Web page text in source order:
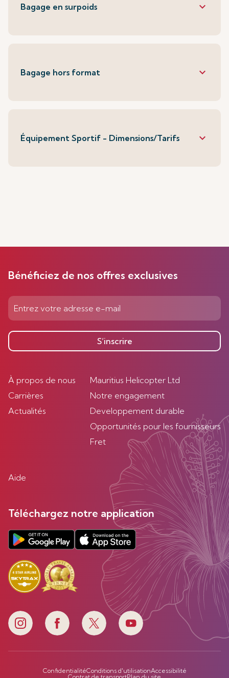
Bagage en surpoids keyboard_arrow_down
Bagage hors format keyboard_arrow_down
Équipement Sportif - Dimensions/Tarifs keyboard_arrow_down
Bénéficiez de nos offres exclusives
S’inscrire
À propos de nous
Carrières
Actualités
Mauritius Helicopter Ltd
Notre engagement
Developpement durable
Opportunités pour les fournisseurs
Fret
Aide
Téléchargez notre application
ConfidentialitéConditions d'utilisationAccessibilité